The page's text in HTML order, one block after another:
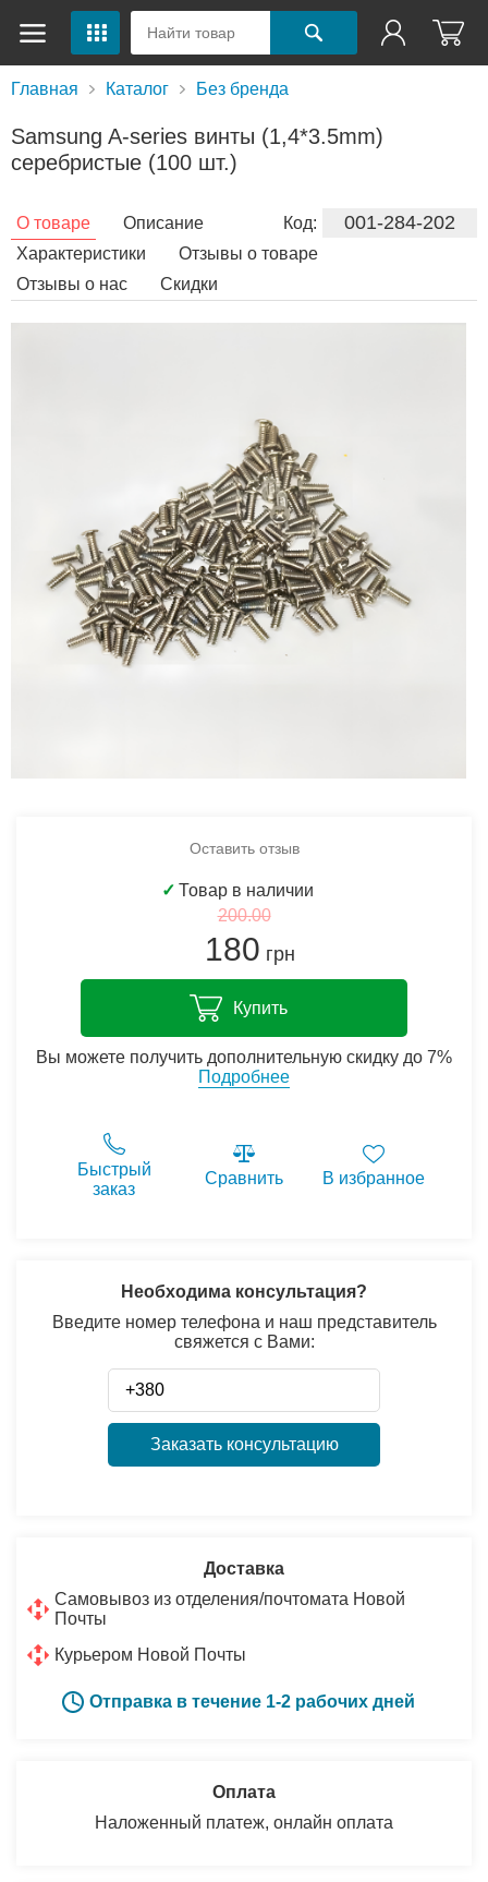
Главная Каталог Без бренда
Samsung A-series винты (1,4*3.5mm)
серебристые (100 шт.)
Код: 001-284-202
О товаре
Описание
Характеристики
Отзывы о товаре
Отзывы о нас
Скидки
Оставить отзыв
✓ Товар в наличии
200.00
180 грн
Купить
Вы можете получить дополнительную скидку до 7%
Подробнее
Быстрый
заказ
Сравнить В избранное
Необходима консультация?
Введите номер телефона и наш представитель
свяжется с Вами:
Заказать консультацию
Доставка
Самовывоз из отделения/почтомата Новой
Почты
Курьером Новой Почты
Отправка в течение 1-2 рабочих дней
Оплата
Наложенный платеж, онлайн оплата